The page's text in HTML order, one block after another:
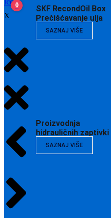
SKF RecondOil Box
Prečišćavanje ulja
SAZNAJ VIŠE
Proizvodnja
hidrauličnih zaptivki
SAZNAJ VIŠE
0
X